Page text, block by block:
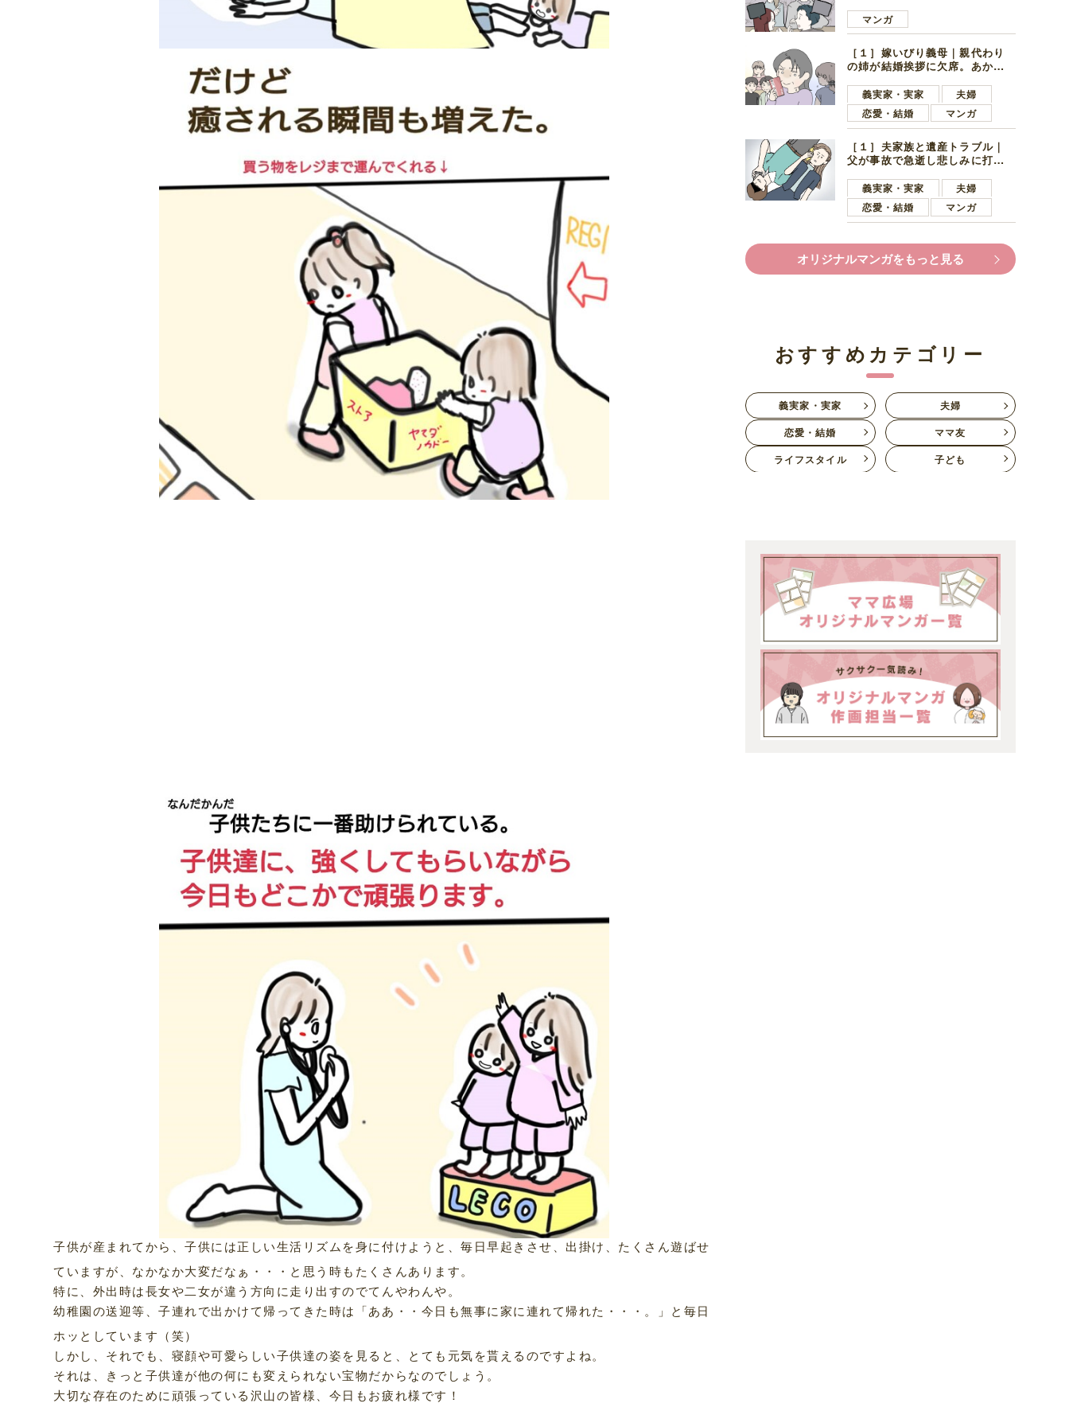
子供が産まれてから、子供には正しい生活リズムを身に付けようと、毎日早起きさせ、出掛け、たくさん遊ばせ
ていますが、なかなか大変だなぁ・・・と思う時もたくさんあります。
特に、外出時は長女や二女が違う方向に走り出すのでてんやわんや。
幼稚園の送迎等、子連れで出かけて帰ってきた時は「ああ・・今日も無事に家に連れて帰れた・・・。」と毎日
ホッとしています（笑）
しかし、それでも、寝顔や可愛らしい子供達の姿を見ると、とても元気を貰えるのですよね。
それは、きっと子供達が他の何にも変えられない宝物だからなのでしょう。
大切な存在のために頑張っている沢山の皆様、今日もお疲れ様です！
好きの男の子ママ
マンガ
［１］嫁いびり義母｜親代わり
の姉が結婚挨拶に欠席。あから
義実家・実家
夫婦
恋愛・結婚
マンガ
［１］夫家族と遺産トラブル｜
父が事故で急逝し悲しみに打ち
ます夫
義実家・実家
夫婦
恋愛・結婚
マンガ
オリジナルマンガをもっと見る
おすすめカテゴリー
義実家・実家
夫婦
恋愛・結婚
ママ友
ライフスタイル
子ども